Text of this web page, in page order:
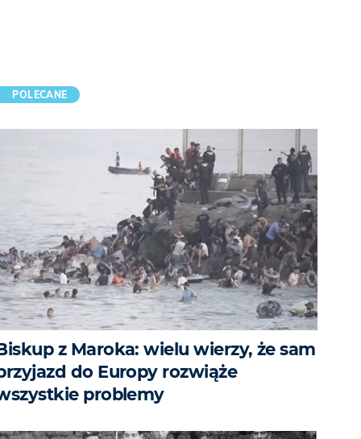
POLECANE
z Maroka: wielu wierzy, że sam
do Europy rozwiąże
problemy